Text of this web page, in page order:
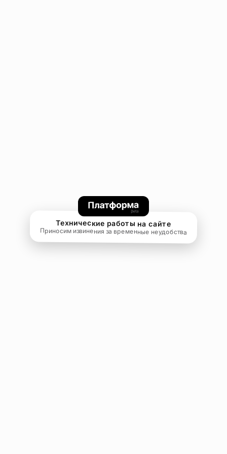
Технические работы на сайте
Приносим извинения за временные неудобства